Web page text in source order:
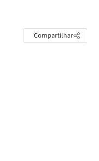
Compartilhar